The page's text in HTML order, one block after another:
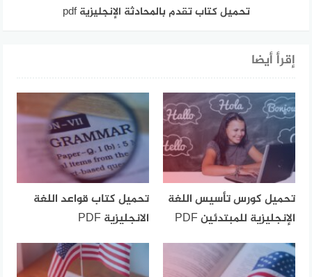
تحميل كتاب تقدم بالمحادثة الإنجليزية pdf
إقرأ أيضا
تحميل كورس تأسيس اللغة
الإنجليزية للمبتدئين PDF
تحميل كتاب قواعد اللغة
الانجليزية PDF